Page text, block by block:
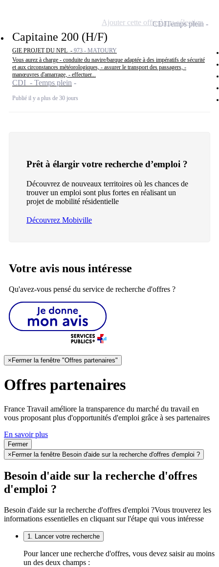
Capitaine 200 (H/F)
GIE PROJET DU NPL - 973 - MATOURY
Vous aurez à charge - conduite du navire/barque adaptée à des impératifs de sécurité
et aux circonstances météorologiques, - assurer le transport des passagers, -
manœuvres d'amarrage, - effectuer...
CDI - Temps plein
Publié il y a plus de 30 jours
CDITemps plein
Ajouter cette offre à ma sélection
Prêt à élargir votre recherche d’emploi ?
Découvrez de nouveaux territoires où les chances de
trouver un emploi sont plus fortes en réalisant un
projet de mobilité résidentielle
Découvrez Mobiville
Votre avis nous intéresse
Qu'avez-vous pensé du service de recherche d'offres ?
× Fermer la fenêtre "Offres partenaires"
Offres partenaires
France Travail améliore la transparence du marché du travail en
vous proposant plus d'opportunités d'emploi grâce à ses partenaires
En savoir plus
Fermer
× Fermer la fenêtre Besoin d'aide sur la recherche d'offres d'emploi ?
Besoin d'aide sur la recherche d'offres
d'emploi ?
Besoin d'aide sur la recherche d'offres d'emploi ?Vous trouverez les
informations essentielles en cliquant sur l'étape qui vous intéresse
1. Lancer votre recherche
Pour lancer une recherche d'offres, vous devez saisir au moins
un des deux champs :